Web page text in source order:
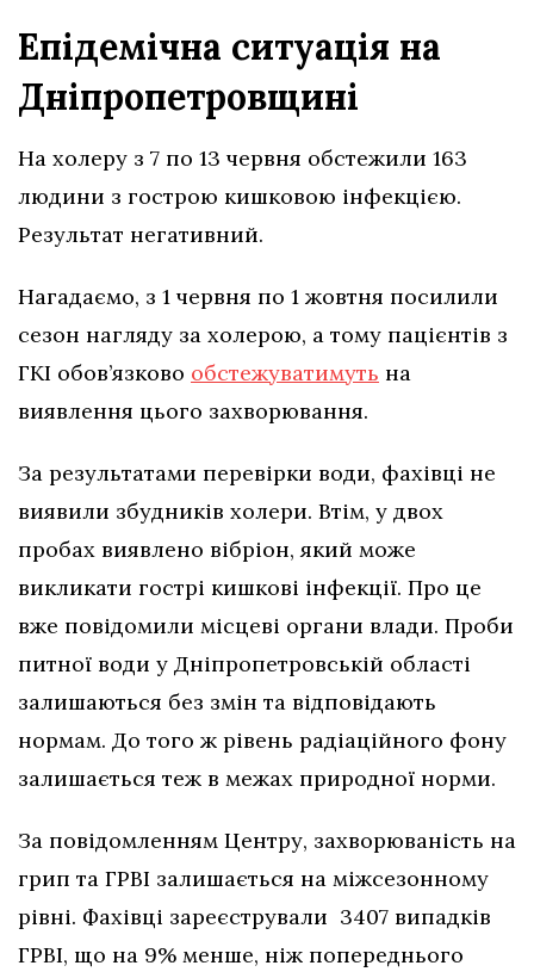
Епідемічна ситуація на
Дніпропетровщині
На холеру з 7 по 13 червня обстежили 163
людини з гострою кишковою інфекцією.
Результат негативний.
Нагадаємо, з 1 червня по 1 жовтня посилили
сезон нагляду за холерою, а тому пацієнтів з
ГКІ обов’язково обстежуватимуть на
виявлення цього захворювання.
За результатами перевірки води, фахівці не
виявили збудників холери. Втім, у двох
пробах виявлено вібріон, який може
викликати гострі кишкові інфекції. Про це
вже повідомили місцеві органи влади. Проби
питної води у Дніпропетровській області
залишаються без змін та відповідають
нормам. До того ж рівень радіаційного фону
залишається теж в межах природної норми.
За повідомленням Центру, захворюваність на
грип та ГРВІ залишається на міжсезонному
рівні. Фахівці зареєстрували 3407 випадків
ГРВІ, що на 9% менше, ніж попереднього